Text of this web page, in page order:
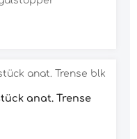
anat. Trense